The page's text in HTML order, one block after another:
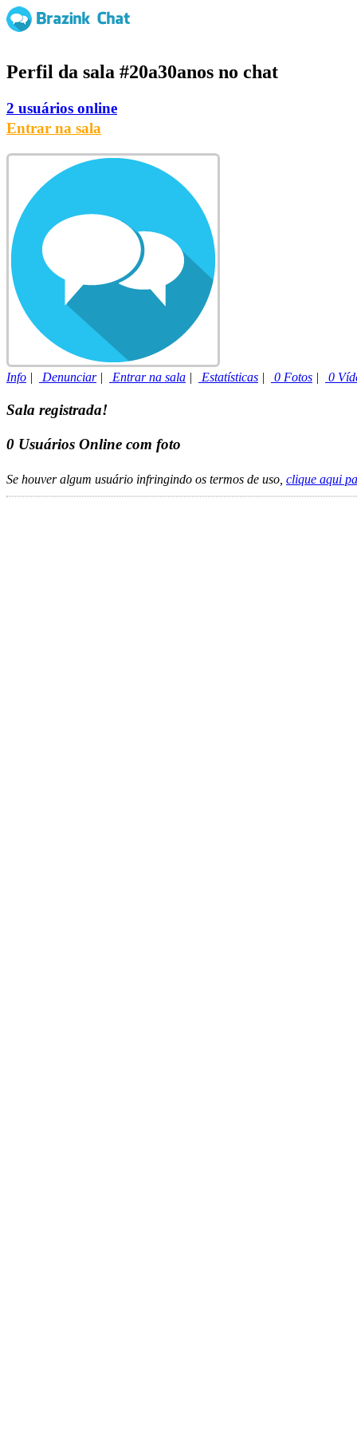
Perfil da sala #20a30anos no chat
2 usuários online
Entrar na sala
Info | Denunciar| Entrar na sala | Estatísticas | 0 Fotos | 0
Sala registrada!
0 Usuários Online com foto
Se houver algum usuário infringindo os termos de uso, clique aqui